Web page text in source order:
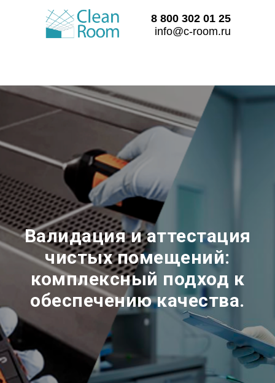
8 800 302 01 25
info@c-room.ru
Валидация и аттестация
чистых помещений:
комплексный подход к
обеспечению качества.